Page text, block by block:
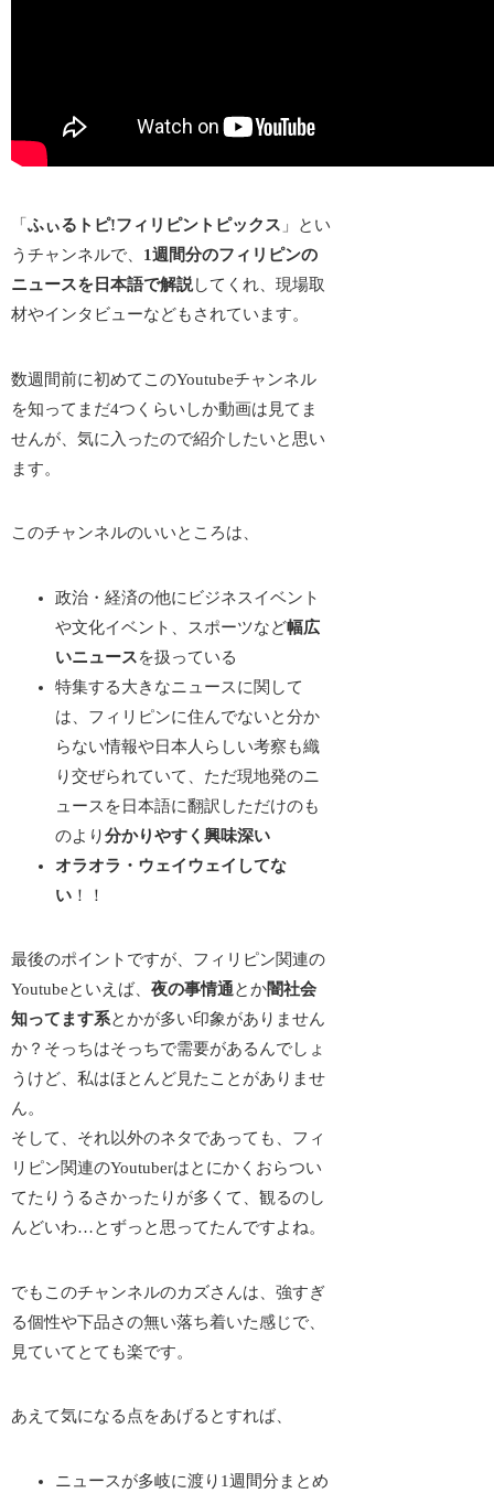
「ふぃるトピ!フィリピントピックス 」とい
うチャンネルで、 1週間分のフィリピンの
ニュースを日本語で解説してくれ、現場取
材やインタビューなどもされています。
数週間前に初めてこのYoutubeチャンネル
を知ってまだ4つくらいしか動画は見てま
せんが、気に入ったので紹介したいと思い
ます。
このチャンネルのいいところは、
政治・経済の他にビジネスイベント
や文化イベント、スポーツなど幅広
いニュースを扱っている
特集する大きなニュースに関して
は、 フィリピンに住んでないと分か
らない情報や日本人らしい考察 も織
り交ぜられていて、ただ現地発のニ
ュースを日本語に翻訳しただけのも
のより分かりやすく興味深い
オラオラ・ウェイウェイしてな
い ！！
最後のポイントですが、 フィリピン関連の
Youtubeといえば、夜の事情通とか闇社会
知ってます系とかが多い印象がありません
か？そっちはそっちで需要があるんでしょ
うけど、私はほとんど見たことがありませ
ん。
そして、それ以外のネタであっても、フィ
リピン関連のYoutuberはとにかくおらつい
てたりうるさかったりが多くて、観るのし
んどいわ…とずっと思ってたんですよね。
でもこのチャンネルのカズさんは、強すぎ
る個性や下品さの無い落ち着いた感じで、
見ていてとても楽です。
あえて気になる点をあげるとすれば、
ニュースが多岐に渡り1週間分まとめ